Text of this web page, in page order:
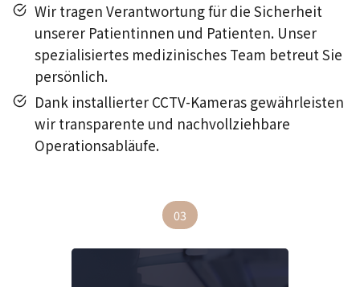
Wir tragen Verantwortung für die Sicherheit
unserer Patientinnen und Patienten. Unser
spezialisiertes medizinisches Team betreut Sie
persönlich.
Dank installierter CCTV-Kameras gewährleisten
wir transparente und nachvollziehbare
Operationsabläufe.
03